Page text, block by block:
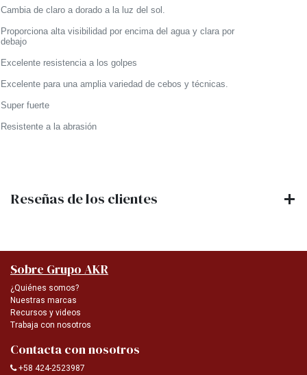
Cambia de claro a dorado a la luz del sol.
Proporciona alta visibilidad por encima del agua y clara por
debajo
Excelente resistencia a los golpes
Excelente para una amplia variedad de cebos y técnicas.
Super fuerte
Resistente a la abrasión
Reseñas de los clientes
Sobre Grupo AKR
¿Quiénes somos?
Nuestras marcas
Recursos y videos
Trabaja con nosotros
Contacta con nosotros
+58 424-2523987